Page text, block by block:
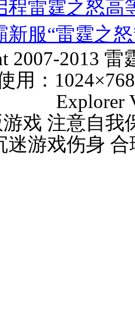
程雷霆之怒高
新服“雷霆之
2007-2013 雷
用：
Explorer
戏 注意自我
迷游戏伤身